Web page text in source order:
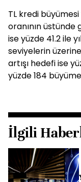
TL kredi
oranının üstünde
ise yüzde 41.2 ile
seviyelerin üzerine
artışı hedefi ise
yüzde 184
İlgili